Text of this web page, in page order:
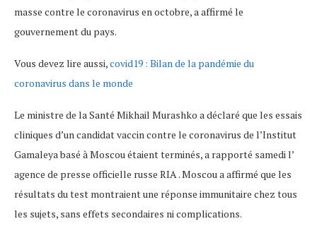
masse contre le coronavirus en octobre, a affirmé le
gouvernement du pays.
Vous devez lire aussi,covid19 : Bilan de la pandémie du
coronavirus dans le monde
Le ministre de la Santé Mikhail Murashko a déclaré que les essais
cliniques d’un candidat vaccin contre le coronavirus de l’Institut
Gamaleya basé à Moscou étaient terminés, a rapporté samedi l’
agence de presse officielle russe RIA . Moscou a affirmé que les
résultats du test montraient une réponse immunitaire chez tous
les sujets, sans effets secondaires ni complications.